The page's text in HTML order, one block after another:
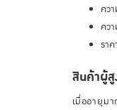
คว
คว
รา
สินค้าผู้สู
เมื่ออายุม